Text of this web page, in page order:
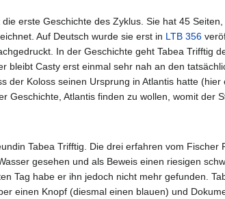
erste Geschichte des Zyklus. Sie hat 45 Seiten,
Auf Deutsch wurde sie erst in LTB 356
In der Geschichte geht Tabea Trifftig
bleibt Casty erst einmal sehr nah an den
der Koloss seinen Ursprung in Atlantis hatte (hier
Geschichte, Atlantis finden zu wollen, womit der
Tabea Trifftig. Die drei erfahren vom Fischer
gesehen und als Beweis einen riesigen
Tag habe er ihn jedoch nicht mehr gefunden.
einen Knopf (diesmal einen blauen) und